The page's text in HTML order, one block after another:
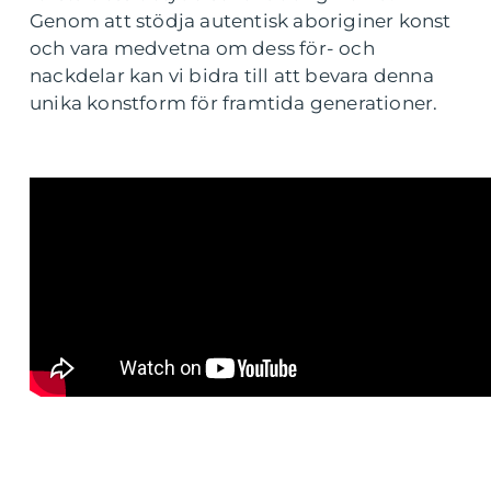
Genom att stödja autentisk aboriginer konst
och vara medvetna om dess för- och
nackdelar kan vi bidra till att bevara denna
unika konstform för framtida generationer.